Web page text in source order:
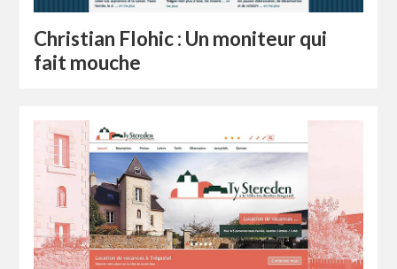
Christian Flohic : Un moniteur qui
fait mouche